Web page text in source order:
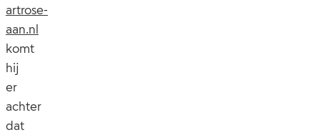
artrose-
aan.nl
komt
hij
er
achter
dat